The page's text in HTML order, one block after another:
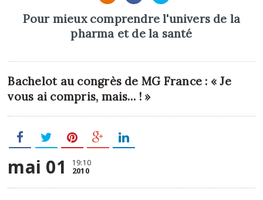
Pour mieux comprendre l'univers de la
pharma et de la santé
Bachelot au congrès de MG France : « Je
vous ai compris, mais… ! »
mai 01 19:10
2010